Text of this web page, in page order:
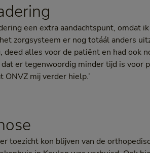
een extra aandachtspunt, omdat
zorgsysteem er nog totáál anders
alles voor de patiënt en had ook
er tegenwoordig minder tijd is voor
mij verder hielp.’
toezicht kon blijven van de